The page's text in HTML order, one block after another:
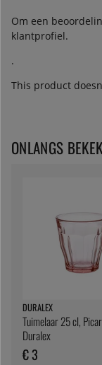
Om een
klantprofiel.
.
This product
ONLANGS
DURALEX
Tuimelaar 25 cl,
Duralex
€ 3